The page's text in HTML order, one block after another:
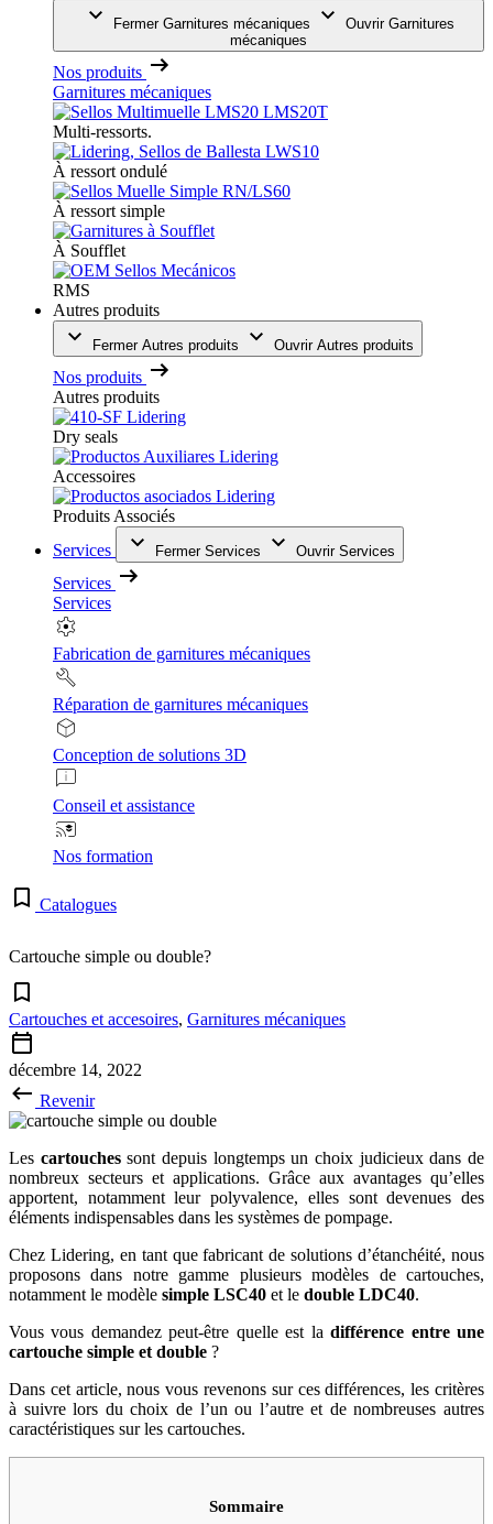
Fermer Garnitures mécaniques
Ouvrir Garnitures
mécaniques
Nos produits
Garnitures mécaniques
Multi-ressorts.
À ressort ondulé
À ressort simple
À Soufflet
RMS
Autres produits
Fermer Autres produits Ouvrir Autres produits
Nos produits
Autres produits
Dry seals
Accessoires
Produits Associés
Services
Fermer Services Ouvrir Services
Services
Services
Fabrication de garnitures mécaniques
Réparation de garnitures mécaniques
Conception de solutions 3D
Conseil et assistance
Nos formation
Catalogues
Cartouche simple ou double?
Cartouches et accesoires, Garnitures mécaniques
décembre 14, 2022
Revenir
Les cartouchessont depuis longtemps un choix judicieux dans de
nombreux secteurs et applications. Grâce aux avantages qu’elles
apportent, notamment leur polyvalence, elles sont devenues des
éléments indispensables dans les systèmes de pompage.
Chez Lidering, en tant que fabricant de solutions d’étanchéité, nous
proposons dans notre gamme plusieurs modèles de cartouches,
notamment le modèle simple LSC40 et le double LDC40.
Vous vous demandez peut-être quelle est ladifférence entre une
cartouche simple et double ?
Dans cet article, nous vous revenons sur ces différences, les critères
à suivre lors du choix de l’un ou l’autre et de nombreuses autres
caractéristiques sur les cartouches.
Sommaire